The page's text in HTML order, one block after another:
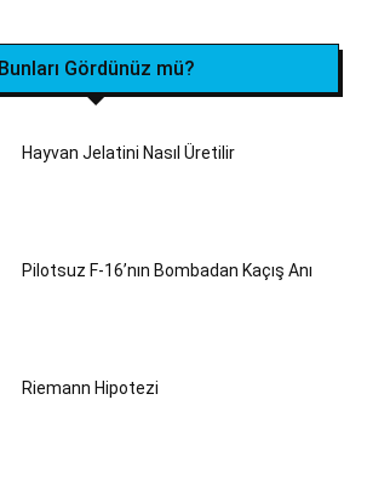
Bunları Gördünüz mü?
Hayvan Jelatini Nasıl Üretilir
Pilotsuz F-16’nın Bombadan Kaçış Anı
Riemann Hipotezi